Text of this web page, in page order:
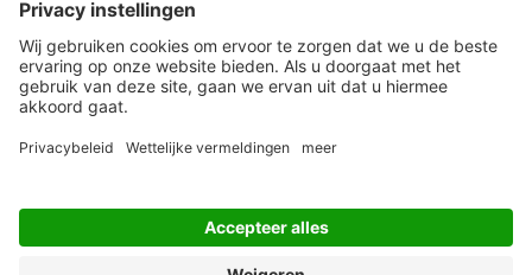
Werken bij ons
Privacy Statement
Algemene Voorwaarden